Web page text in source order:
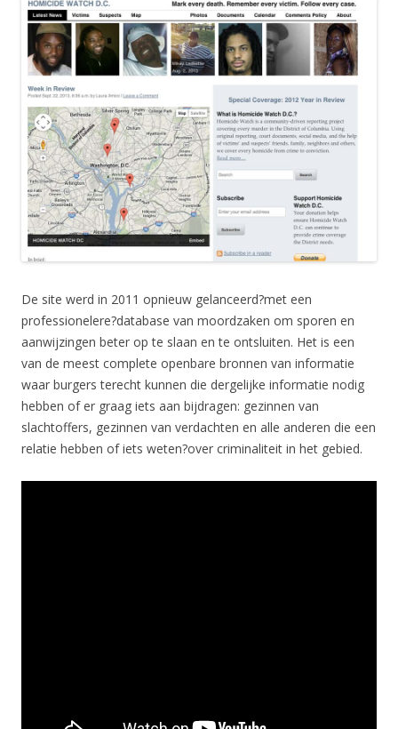
De site werd in 2011 opnieuw gelanceerd?met een
professionelere?database van moordzaken om sporen en
aanwijzingen beter op te slaan en te ontsluiten. Het is een
van de meest complete openbare bronnen van informatie
waar burgers terecht kunnen die dergelijke informatie nodig
hebben of er graag iets aan bijdragen: gezinnen van
slachtoffers, gezinnen van verdachten en alle anderen die een
relatie hebben of iets weten?over criminaliteit in het gebied.